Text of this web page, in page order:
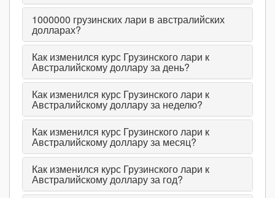
1000000 грузинских лари в австралийских
долларах?
Как изменился курс Грузинского лари к
Австралийскому доллару за день?
Как изменился курс Грузинского лари к
Австралийскому доллару за неделю?
Как изменился курс Грузинского лари к
Австралийскому доллару за месяц?
Как изменился курс Грузинского лари к
Австралийскому доллару за год?